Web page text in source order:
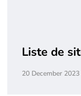
Liste de
20 December 2023